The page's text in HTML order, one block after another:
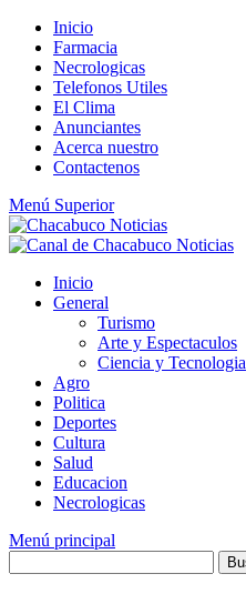
Saltar
contenido
Inicio
Farmacia
Necrologicas
Telefonos Utiles
El Clima
Anunciantes
Acerca nuestro
Contactenos
Menú Superior
Inicio
General
Turismo
Arte y Espectaculos
Ciencia y Tecnologia
Agro
Politica
Deportes
Cultura
Salud
Educacion
Necrologicas
Menú principal